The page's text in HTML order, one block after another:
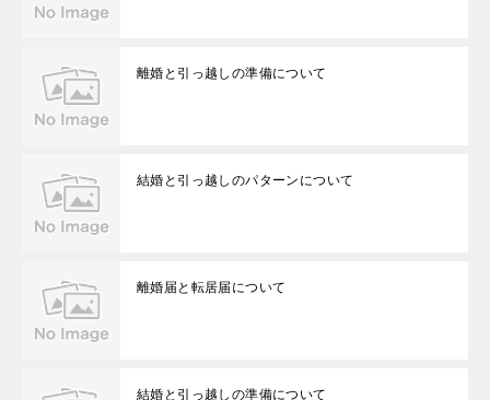
離婚と引っ越しの準備について
結婚と引っ越しのパターンについて
離婚届と転居届について
結婚と引っ越しの準備について